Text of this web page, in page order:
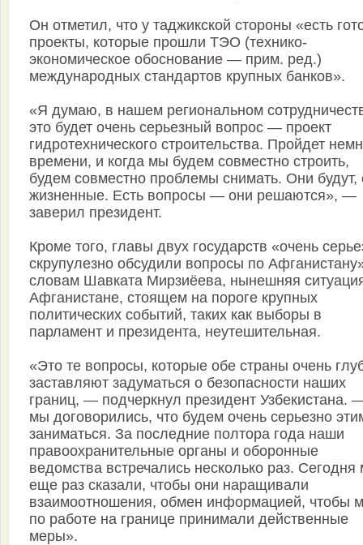
Он отметил, что у таджикской стороны «есть
проекты, которые прошли ТЭО (технико-
экономическое обоснование — прим. ред.)
международных стандартов крупных банков».
«Я думаю, в нашем региональном
это будет очень серьезный вопрос — проект
гидротехнического строительства. Пройдет
времени, и когда мы будем совместно строить,
будем совместно проблемы снимать. Они будут,
жизненные. Есть вопросы — они решаются», —
заверил президент.
Кроме того, главы двух государств «очень
скрупулезно обсудили вопросы по
словам Шавката Мирзиёева, нынешняя
Афганистане, стоящем на пороге крупных
политических событий, таких как выборы в
парламент и президента, неутешительная.
«Это те вопросы, которые обе страны очень
заставляют задуматься о безопасности наших
границ, — подчеркнул президент Узбекистана.
мы договорились, что будем очень серьезно
заниматься. За последние полтора года наши
правоохранительные органы и оборонные
ведомства встречались несколько раз.
еще раз сказали, чтобы они наращивали
взаимоотношения, обмен информацией, чтобы
по работе на границе принимали действенные
меры».